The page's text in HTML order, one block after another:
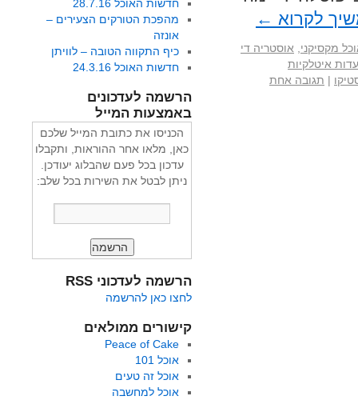
לקרוא ←
מקסיקני
אוסטריה די
איטלקיות
| תגובה אחת
חדשות האוכל 28.7.16
מהפכת הטורקים הצעירים –
אונזה
כיף התקווה הטובה – לוויתן
חדשות האוכל 24.3.16
הרשמה לעדכונים
באמצעות המייל
הכניסו את כתובת המייל שלכם
כאן, מלאו אחר ההוראות, ותקבלו
עדכון בכל פעם שהבלוג יעודכן.
ניתן לבטל את השירות בכל שלב:
הרשמה לעדכוני RSS
לחצו כאן להרשמה
קישורים ממולאים
Peace of Cake
אוכל 101
אוכל זה טעים
אוכל למחשבה